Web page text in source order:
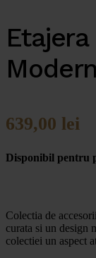
639,00 lei
Disponibil pentru
Colectia de
curata si un design
colectiei un aspect